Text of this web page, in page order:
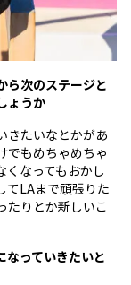
ら次のステージと
ょうか
きたいなとかがあ
でもめちゃめちゃ
なってもおかし
てLAまで頑張りた
たりとか新しいこ
なっていきたいと